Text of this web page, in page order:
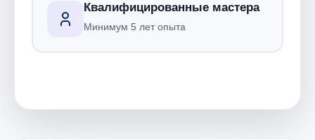
Квалифицированные мастера
Минимум 5 лет опыта